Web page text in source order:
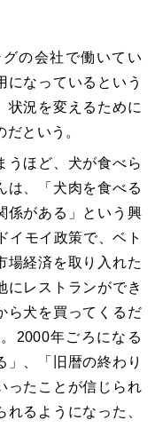
の会社で働いてい
になっているという
状況を変えるために
という。
うほど、犬が食べら
は、「犬肉を食べる
係がある」という興
イモイ政策で、ベト
場経済を取り入れた
にレストランができ
ら犬を買ってくるだ
2000年ごろになる
」、「旧暦の終わり
ったことが信じられ
るようになった、